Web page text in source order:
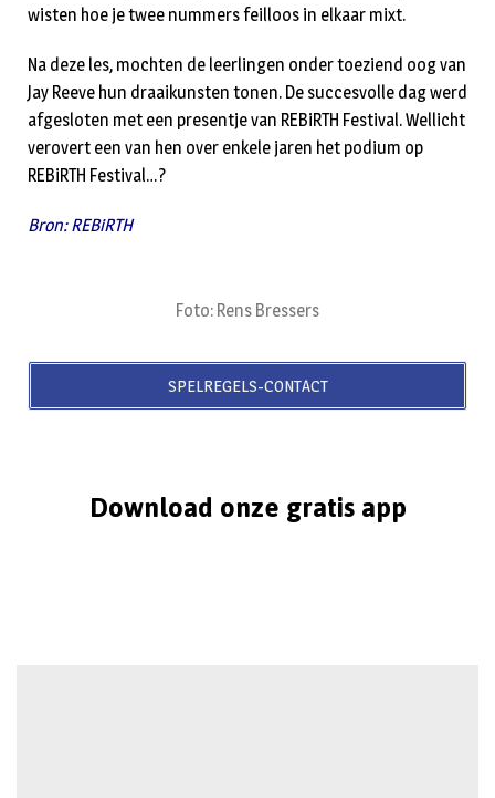
wisten hoe je twee nummers feilloos in elkaar mixt.
Na deze les, mochten de leerlingen onder toeziend oog van
Jay Reeve hun draaikunsten tonen. De succesvolle dag werd
afgesloten met een presentje van REBiRTH Festival. Wellicht
verovert een van hen over enkele jaren het podium op
REBiRTH Festival…?
Bron: REBiRTH
Foto: Rens Bressers
SPELREGELS-CONTACT
Download onze gratis app